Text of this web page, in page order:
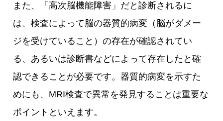
また、「高次脳機能障害」だと診断されるに
は、検査によって脳の器質的病変（脳がダメー
ジを受けていること）の存在が確認されてい
る、あるいは診断書などによって存在したと確
認できることが必要です。器質的病変を示すた
めにも、MRI検査で異常を発見することは重要な
ポイントといえます。